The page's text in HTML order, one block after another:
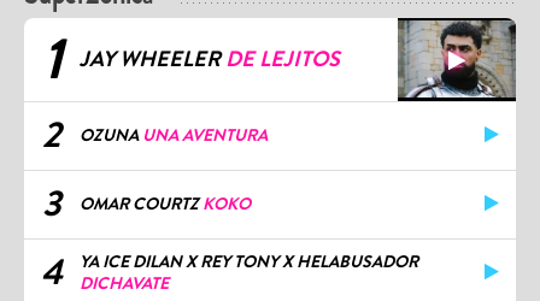
1 JAY WHEELERDE LEJITOS
2 OZUNA UNA AVENTURA
3 OMAR COURTZKOKO
4
YA ICE DILAN X REY TONY X HELABUSADOR
DICHAVATE